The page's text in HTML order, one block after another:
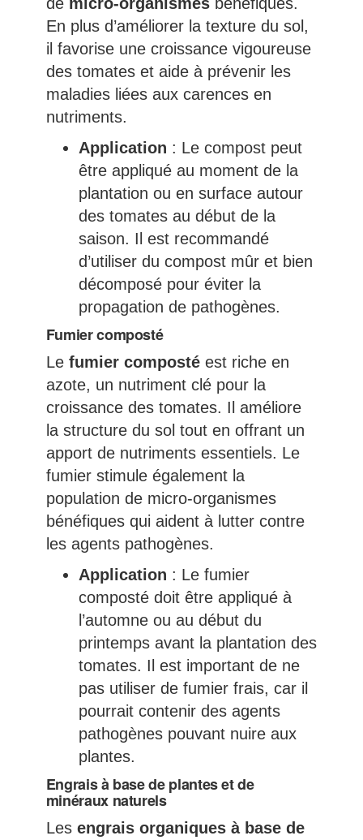
En plus d’améliorer la texture du sol,
il favorise une croissance vigoureuse
des tomates et aide à prévenir les
maladies liées aux carences en
nutriments.
Application : Le compost peut
être appliqué au moment de la
plantation ou en surface autour
des tomates au début de la
saison. Il est recommandé
d’utiliser du compost mûr et bien
décomposé pour éviter la
propagation de pathogènes.
Fumier composté
Le fumier compostéest riche en
azote, un nutriment clé pour la
croissance des tomates. Il améliore
la structure du sol tout en offrant un
apport de nutriments essentiels. Le
fumier stimule également la
population de micro-organismes
bénéfiques qui aident à lutter contre
les agents pathogènes.
Application : Le fumier
composté doit être appliqué à
l’automne ou au début du
printemps avant la plantation des
tomates. Il est important de ne
pas utiliser de fumier frais, car il
pourrait contenir des agents
pathogènes pouvant nuire aux
plantes.
Engrais à base de plantes et de
minéraux naturels
Les engrais organiques à base de